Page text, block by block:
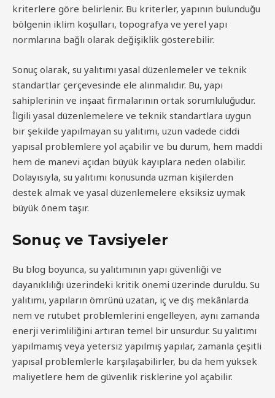
kriterlere göre belirlenir. Bu kriterler, yapının bulunduğu
bölgenin iklim koşulları, topografya ve yerel yapı
normlarına bağlı olarak değişiklik gösterebilir.
Sonuç olarak, su yalıtımı yasal düzenlemeler ve teknik
standartlar çerçevesinde ele alınmalıdır. Bu, yapı
sahiplerinin ve inşaat firmalarının ortak sorumluluğudur.
İlgili yasal düzenlemelere ve teknik standartlara uygun
bir şekilde yapılmayan su yalıtımı, uzun vadede ciddi
yapısal problemlere yol açabilir ve bu durum, hem maddi
hem de manevi açıdan büyük kayıplara neden olabilir.
Dolayısıyla, su yalıtımı konusunda uzman kişilerden
destek almak ve yasal düzenlemelere eksiksiz uymak
büyük önem taşır.
Sonuç ve Tavsiyeler
Bu blog boyunca, su yalıtımının yapı güvenliği ve
dayanıklılığı üzerindeki kritik önemi üzerinde duruldu. Su
yalıtımı, yapıların ömrünü uzatan, iç ve dış mekânlarda
nem ve rutubet problemlerini engelleyen, aynı zamanda
enerji verimliliğini artıran temel bir unsurdur. Su yalıtımı
yapılmamış veya yetersiz yapılmış yapılar, zamanla çeşitli
yapısal problemlerle karşılaşabilirler, bu da hem yüksek
maliyetlere hem de güvenlik risklerine yol açabilir.